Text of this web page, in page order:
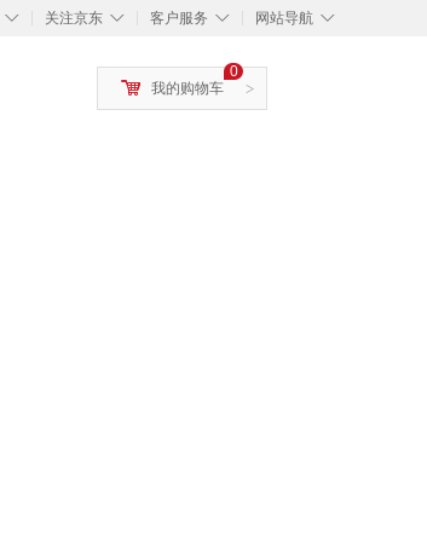
◇ ◇
关注京东 ◇
客户服务 ◇
网站导航
>
0
我的购物车